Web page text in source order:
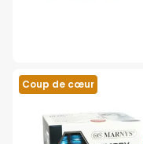
Coup de cœur